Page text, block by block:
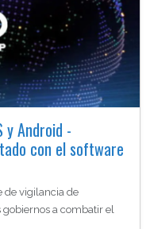
y Android -
con el software
de vigilancia de
a combatir el